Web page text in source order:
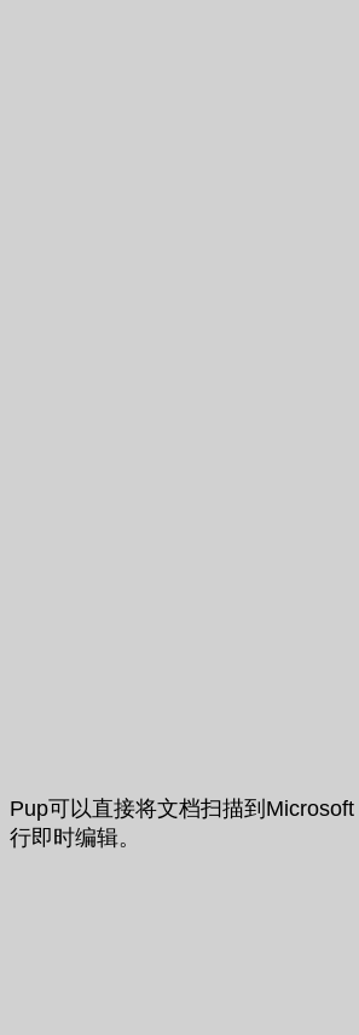
Pup可以直接将文档扫描到
行即时编辑。